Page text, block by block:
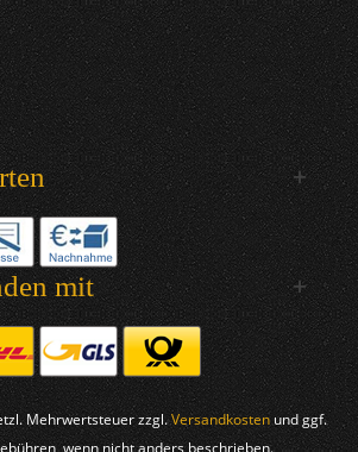
mit
Mehrwertsteuer zzgl.Versandkosten und ggf.